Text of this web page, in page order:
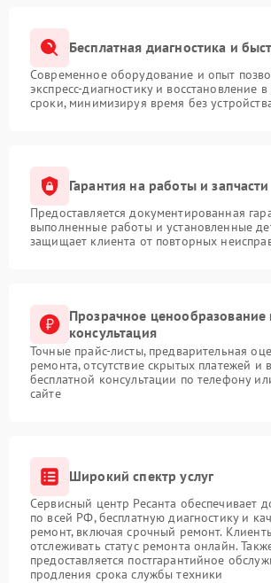
Бесплатная диагностика и
Современное оборудование и опыт
экспресс-диагностику и восстановление
сроки, минимизируя время без
Гарантия на работы и запчасти
Предоставляется документированная
выполненные работы и установленные
защищает клиента от повторных
Прозрачное ценообразование
консультация
Точные прайс-листы, предварительная
ремонта, отсутствие скрытых платежей и
бесплатной консультации по телефону
сайте
Широкий спектр услуг
Сервисный центр Ресанта обеспечивает
по всей РФ, бесплатную диагностику и
ремонт, включая срочный ремонт.
отслеживать статус ремонта онлайн.
предоставляется постгарантийное
продления срока службы техники